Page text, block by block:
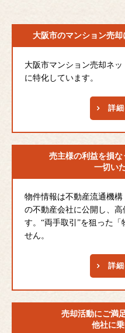
大阪市のマンション売却
大阪市マンション売却ネ
に特化しています。
詳
売主様の利益を損な
一切い
物件情報は不動産流通機
の不動産会社に公開し、
す。“両手取引”を狙った
せん。
詳
売却活動にご満
他社に